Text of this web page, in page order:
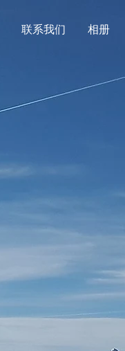
联系我们 相册